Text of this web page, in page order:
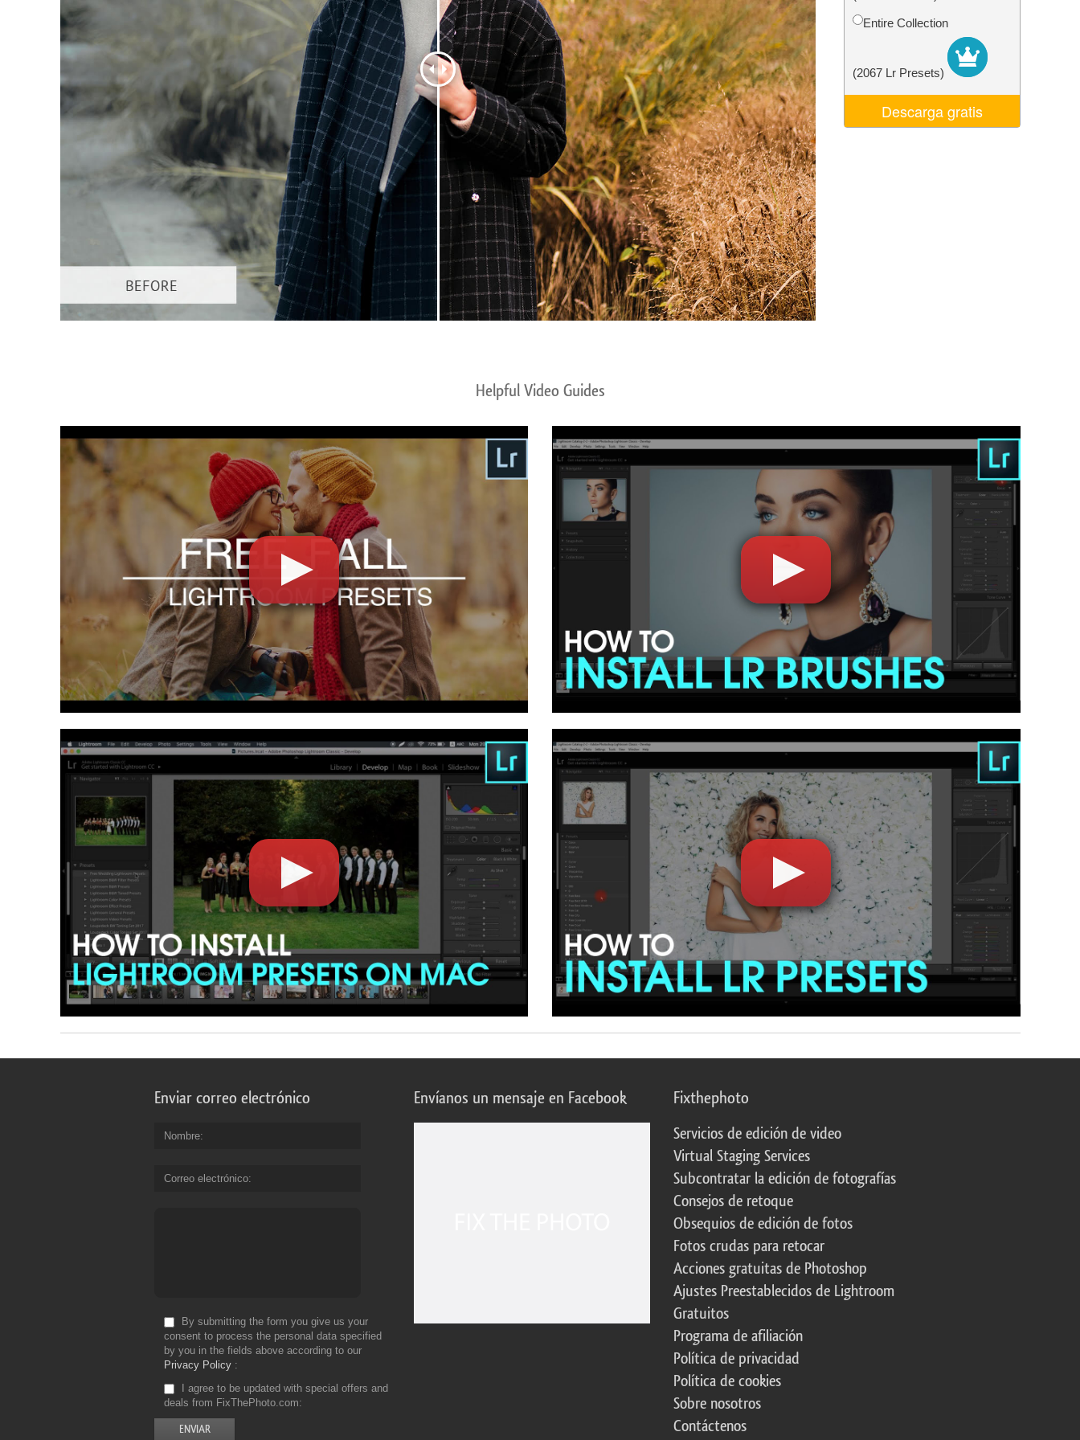
Servicios de Retoque de
Producto
Servicios de Retoque de Joyas Datos de Entrenamiento de IA Video Editing ServicesEntire Collection
(2067 Lr Presets)
Descarga gratis
Helpful Video Guides
Enviar correo electrónico
Nombre
Correo electrónico
By submitting the form you give us your
consent to process the personal data specified
by you in the fields above according to our
Privacy Policy
I agree to be updated with special offers and
deals from FixThePhoto.com
Envíanos un mensaje en Facebook Fixthephoto
Servicios de edición de video
Virtual Staging Services
Subcontratar la edición de fotografías
Consejos de retoque
Obsequios de edición de fotos
Fotos crudas para retocar
Acciones gratuitas de Photoshop
Ajustes Preestablecidos de Lightroom
Gratuitos
Programa de afiliación
Política de privacidad
Política de cookies
Sobre nosotros
Contáctenos